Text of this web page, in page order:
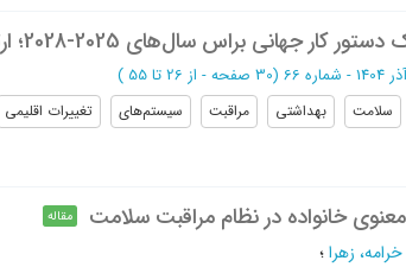
براس سال‌های 2025-2028؛ ارتقاء، ارائه و حفاظت از سلامت
آذر 1404 - شماره 66 (‎30 صفحه - از 26 تا 55 )
سلامت بهداشتی مراقبت سیستم‌های تغییرات اقلیمی
خانواده در نظام‌ مراقبت سلامت مقاله
زهرا؛